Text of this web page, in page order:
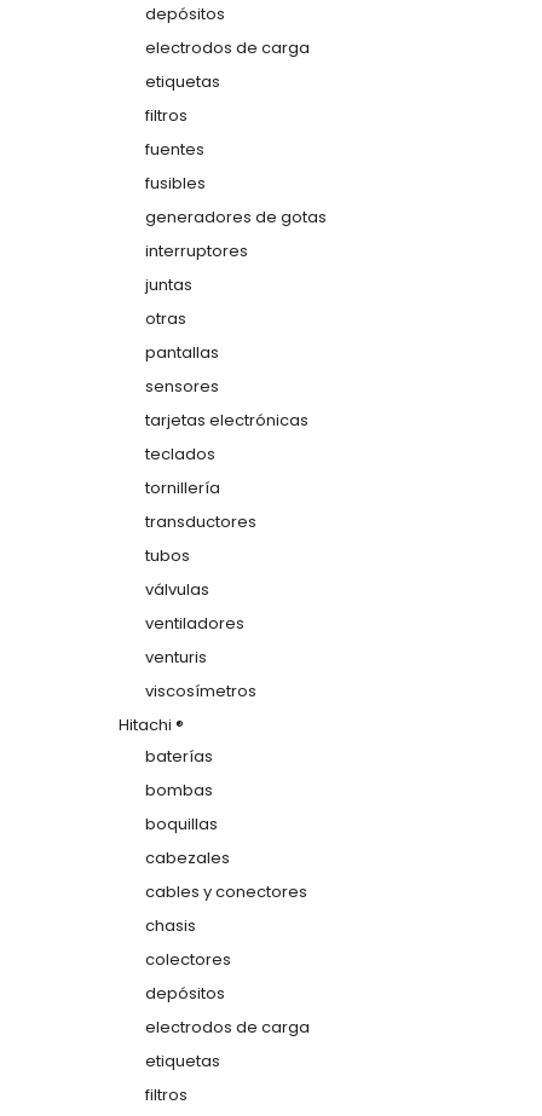
depósitos
electrodos de carga
etiquetas
filtros
fuentes
fusibles
generadores de gotas
interruptores
juntas
otras
pantallas
sensores
tarjetas electrónicas
teclados
tornillería
transductores
tubos
válvulas
ventiladores
venturis
viscosímetros
Hitachi ®
baterías
bombas
boquillas
cabezales
cables y conectores
chasis
colectores
depósitos
electrodos de carga
etiquetas
filtros